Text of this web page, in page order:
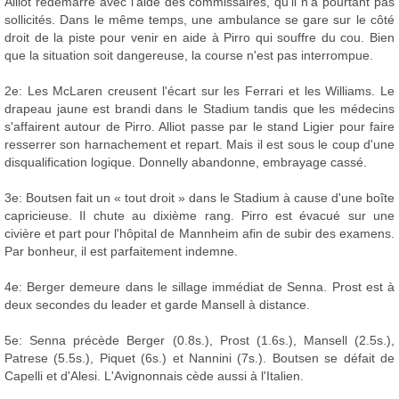
sollicités. Dans le même temps, une ambulance se gare sur le côté
droit de la piste pour venir en aide à Pirro qui souffre du cou. Bien
que la situation soit dangereuse, la course n'est pas interrompue.
2e: Les McLaren creusent l'écart sur les Ferrari et les Williams. Le
drapeau jaune est brandi dans le Stadium tandis que les médecins
s'affairent autour de Pirro. Alliot passe par le stand Ligier pour faire
resserrer son harnachement et repart. Mais il est sous le coup d'une
disqualification logique. Donnelly abandonne, embrayage cassé.
3e: Boutsen fait un « tout droit » dans le Stadium à cause d'une boîte
capricieuse. Il chute au dixième rang. Pirro est évacué sur une
civière et part pour l'hôpital de Mannheim afin de subir des examens.
Par bonheur, il est parfaitement indemne.
4e: Berger demeure dans le sillage immédiat de Senna. Prost est à
deux secondes du leader et garde Mansell à distance.
5e: Senna précède Berger (0.8s.), Prost (1.6s.), Mansell (2.5s.),
Patrese (5.5s.), Piquet (6s.) et Nannini (7s.). Boutsen se défait de
Capelli et d'Alesi. L'Avignonnais cède aussi à l'Italien.